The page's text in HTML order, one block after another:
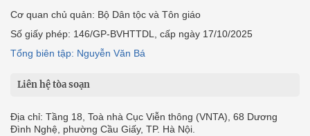
Cơ quan chủ quản: Bộ Dân tộc và Tôn giáo
Số giấy phép: 146/GP-BVHTTDL, cấp ngày 17/10/2025
Tổng biên tập: Nguyễn Văn Bá
Liên hệ tòa soạn
Địa chỉ: Tầng 18, Toà nhà Cục Viễn thông (VNTA), 68 Dương
Đình Nghệ, phường Cầu Giấy, TP. Hà Nội.